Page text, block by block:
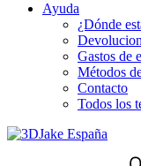
Ayuda
¿Dónde
Gastos de
Métodos
Contacto
Todos los